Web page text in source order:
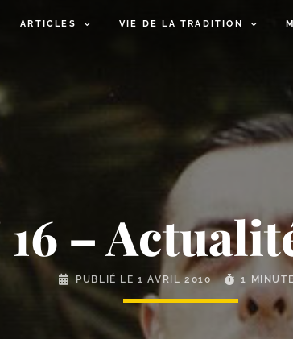
ARTICLES VIE DE LA TRADITION
16 –
PUBLIÉ LE1 AVRIL 2010 1